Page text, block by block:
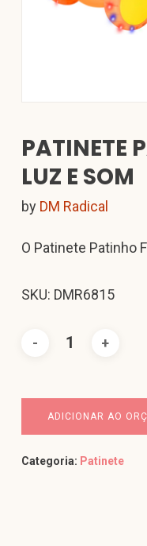
PATINETE
LUZ E SOM
by DM Radical
O Patinete Patinho
SKU: DMR6815
ADICIONAR AO
Categoria: Patinete